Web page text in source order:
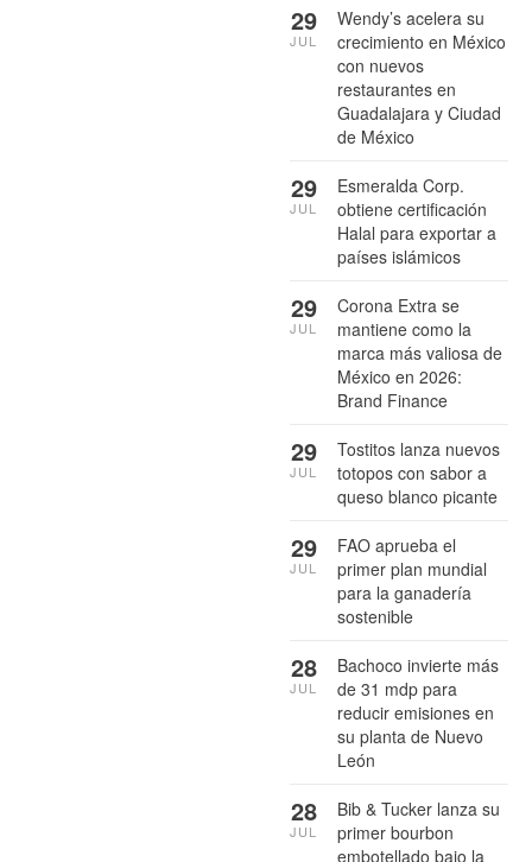
Wendy’s acelera su
crecimiento en México
con nuevos
restaurantes en
Guadalajara y Ciudad
de México
29
JUL
Esmeralda Corp.
obtiene certificación
Halal para exportar a
países islámicos
29
JUL
Corona Extra se
mantiene como la
marca más valiosa de
México en 2026:
Brand Finance
29
JUL
Tostitos lanza nuevos
totopos con sabor a
queso blanco picante
29
JUL
FAO aprueba el
primer plan mundial
para la ganadería
sostenible
29
JUL
Bachoco invierte más
de 31 mdp para
reducir emisiones en
su planta de Nuevo
León
28
JUL
Bib & Tucker lanza su
primer bourbon
embotellado bajo la
28
JUL